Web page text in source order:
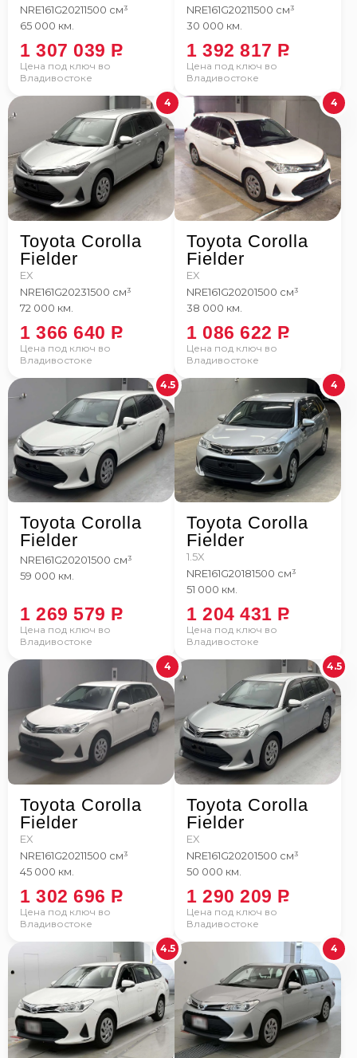
NRE161G20211500 см³
65 000 км.
Цена под ключ во
Владивостоке
1 307 039 P
NRE161G20211500 см³
30 000 км.
Цена под ключ во
Владивостоке
1 392 817 P
4
Toyota Corolla
Fielder
EX
NRE161G20231500 см³
72 000 км.
Цена под ключ во
Владивостоке
1 366 640 P
4
Toyota Corolla
Fielder
EX
NRE161G20201500 см³
38 000 км.
Цена под ключ во
Владивостоке
1 086 622 P
4.5
Toyota Corolla
Fielder
NRE161G20201500 см³
59 000 км.
Цена под ключ во
Владивостоке
1 269 579 P
4
Toyota Corolla
Fielder
1.5X
NRE161G20181500 см³
51 000 км.
Цена под ключ во
Владивостоке
1 204 431 P
4
Toyota Corolla
Fielder
EX
NRE161G20211500 см³
45 000 км.
Цена под ключ во
Владивостоке
1 302 696 P
4.5
Toyota Corolla
Fielder
EX
NRE161G20201500 см³
50 000 км.
Цена под ключ во
Владивостоке
1 290 209 P
4.5 4